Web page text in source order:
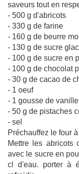
saveurs tout en
- 500 g d'abricots
- 330 g de farine
- 160 g de beurre
- 130 g de sucre
- 100 g de sucre en
- 100 g de chocolat
- 30 g de cacao de
- 1 oeuf
- 1 gousse de vanille
- 50 g de pistaches
- sel
Préchauffez le four à
Mettre les abricots
avec le sucre en
cl d'eau. porter à